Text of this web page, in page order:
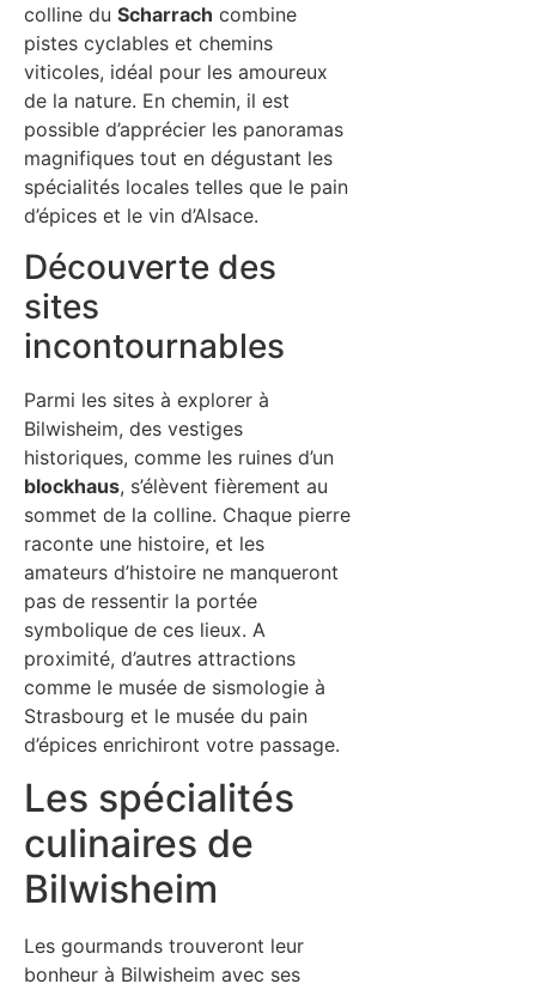
colline du Scharrach combine
pistes cyclables et chemins
viticoles, idéal pour les amoureux
de la nature. En chemin, il est
possible d’apprécier les panoramas
magnifiques tout en dégustant les
spécialités locales telles que le pain
d’épices et le vin d’Alsace.
Découverte des
sites
incontournables
Parmi les sites à explorer à
Bilwisheim, des vestiges
historiques, comme les ruines d’un
blockhaus, s’élèvent fièrement au
sommet de la colline. Chaque pierre
raconte une histoire, et les
amateurs d’histoire ne manqueront
pas de ressentir la portée
symbolique de ces lieux. A
proximité, d’autres attractions
comme le musée de sismologie à
Strasbourg et le musée du pain
d’épices enrichiront votre passage.
Les spécialités
culinaires de
Bilwisheim
Les gourmands trouveront leur
bonheur à Bilwisheim avec ses